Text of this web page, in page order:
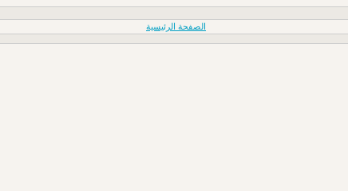
الصفحة الرئيسية